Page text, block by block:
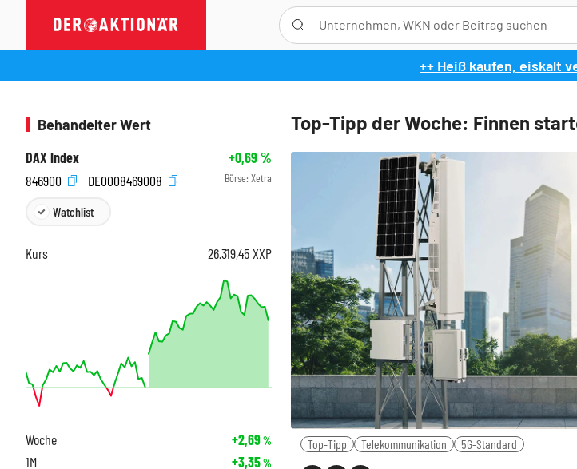
++ Heiß kaufen, eiskalt
Top-Tipp der Woche: Finnen
Top-Tipp Telekommunikation 5G-Standard
Behandelter Wert
DAX Index
+0,69%
846900
DE0008469008 Börse: Xetra
Watchlist
Kurs 26.319,45XXP
Woche +2,69%
1M +3,35%